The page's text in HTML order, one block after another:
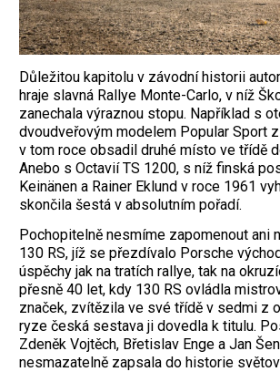
Důležitou kapitolu v závodní historii
hraje slavná Rallye Monte-Carlo, v níž
zanechala výraznou stopu. Například s
dvoudveřovým modelem Popular Sport
v tom roce obsadil druhé místo ve třídě
Anebo s Octavií TS 1200, s níž finská
Keinänen a Rainer Eklund v roce 1961
skončila šestá v absolutním pořadí.
Pochopitelně nesmíme zapomenout ani
130 RS, jíž se přezdívalo Porsche
úspěchy jak na tratích rallye, tak na
přesně 40 let, kdy 130 RS ovládla
značek, zvítězila ve své třídě v sedmi z
ryze česká sestava ji dovedla k titulu.
Zdeněk Vojtěch, Břetislav Enge a Jan
nesmazatelně zapsala do historie